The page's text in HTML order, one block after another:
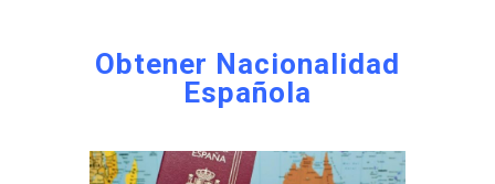
Obtener Nacionalidad
Española